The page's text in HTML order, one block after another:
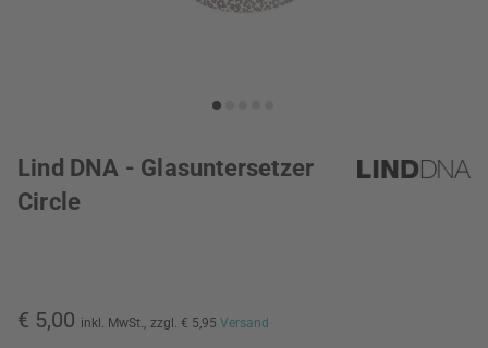
Lind DNA - Glasuntersetzer
Circle
€ 5,00 inkl. MwSt., zzgl. € 5,95 Versand